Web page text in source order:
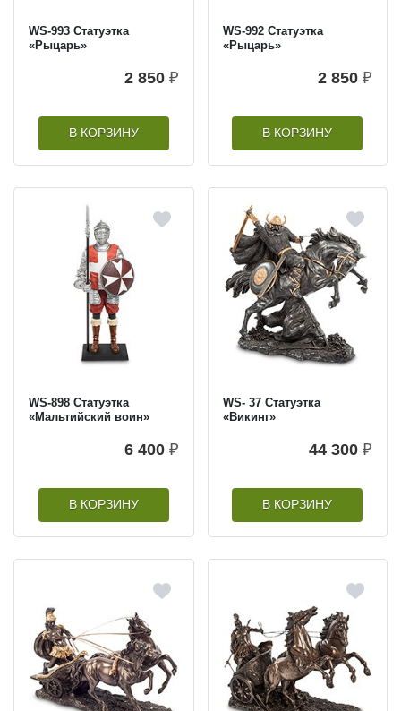
WS-993 Статуэтка
«Рыцарь»
2 850 ₽
В КОРЗИНУ
WS-992 Статуэтка
«Рыцарь»
2 850 ₽
В КОРЗИНУ
WS-898 Статуэтка
«Мальтийский воин»
6 400 ₽
В КОРЗИНУ
WS- 37 Статуэтка
«Викинг»
44 300 ₽
В КОРЗИНУ